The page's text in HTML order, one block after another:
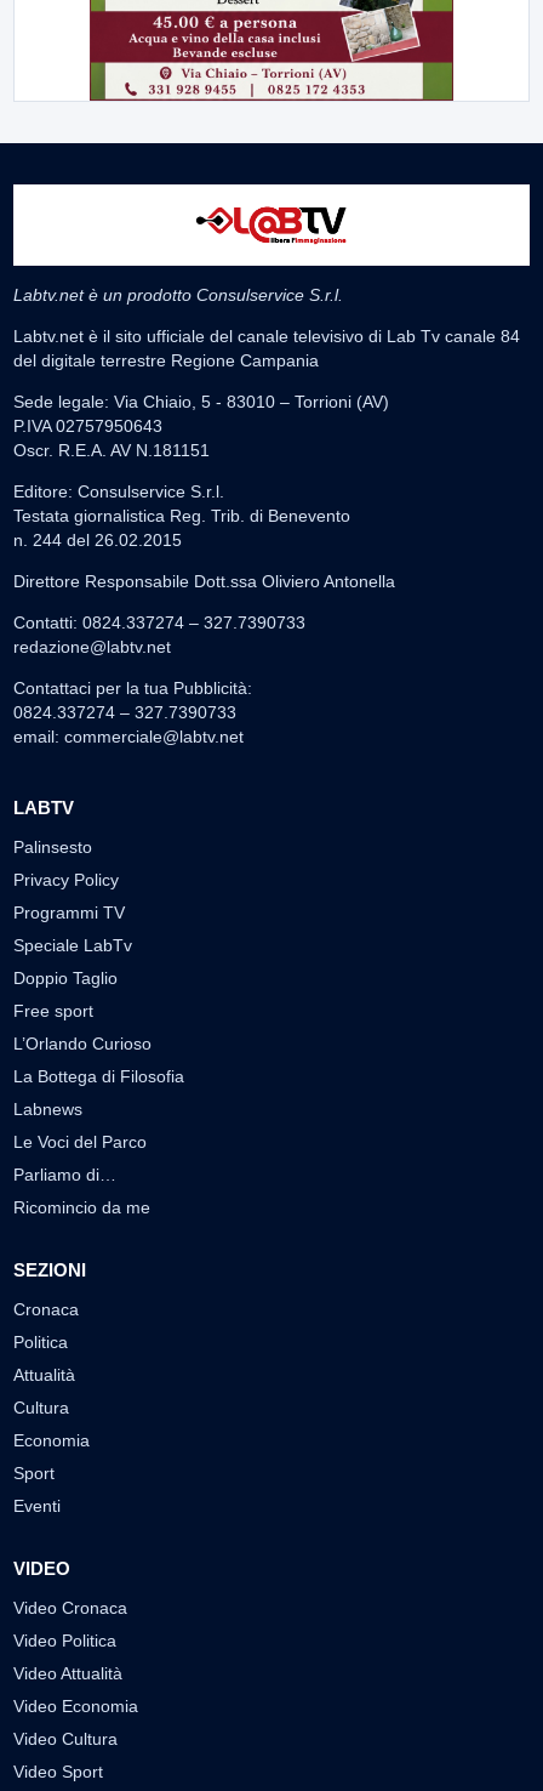
Labtv.net è un prodotto Consulservice S.r.l.
Labtv.net è il sito ufficiale del canale televisivo di Lab Tv canale 84
del digitale terrestre Regione Campania
Sede legale: Via Chiaio, 5 - 83010 – Torrioni (AV)
P.IVA 02757950643
Oscr. R.E.A. AV N.181151
Editore: Consulservice S.r.l.
Testata giornalistica Reg. Trib. di Benevento
n. 244 del 26.02.2015
Direttore Responsabile Dott.ssa Oliviero Antonella
Contatti: 0824.337274 – 327.7390733
redazione@labtv.net
Contattaci per la tua Pubblicità:
0824.337274 – 327.7390733
email: commerciale@labtv.net
LABTV
Palinsesto
Privacy Policy
Programmi TV
Speciale LabTv
Doppio Taglio
Free sport
L’Orlando Curioso
La Bottega di Filosofia
Labnews
Le Voci del Parco
Parliamo di…
Ricomincio da me
SEZIONI
Cronaca
Politica
Attualità
Cultura
Economia
Sport
Eventi
VIDEO
Video Cronaca
Video Politica
Video Attualità
Video Economia
Video Cultura
Video Sport